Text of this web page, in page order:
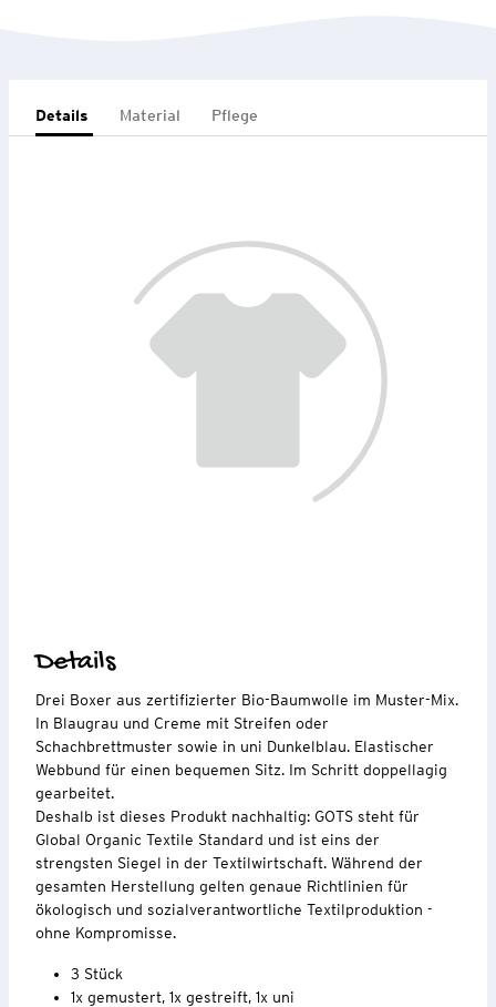
Details Material Pflege
Details
Drei Boxer aus zertifizierter Bio-Baumwolle im Muster-Mix.
In Blaugrau und Creme mit Streifen oder
Schachbrettmuster sowie in uni Dunkelblau. Elastischer
Webbund für einen bequemen Sitz. Im Schritt doppellagig
gearbeitet.
Deshalb ist dieses Produkt nachhaltig: GOTS steht für
Global Organic Textile Standard und ist eins der
strengsten Siegel in der Textilwirtschaft. Während der
gesamten Herstellung gelten genaue Richtlinien für
ökologisch und sozialverantwortliche Textilproduktion -
ohne Kompromisse.
3 Stück
1x gemustert, 1x gestreift, 1x uni